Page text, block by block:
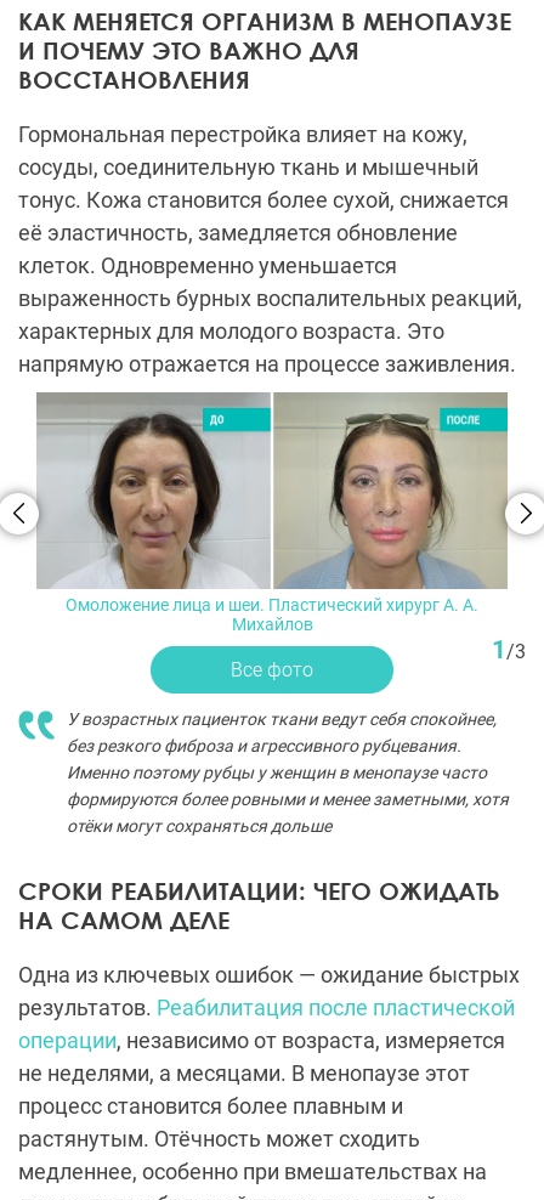
КАК МЕНЯЕТСЯ ОРГАНИЗМ В МЕНОПАУЗЕ
И ПОЧЕМУ ЭТО ВАЖНО ДЛЯ
ВОССТАНОВЛЕНИЯ
Гормональная перестройка влияет на кожу,
сосуды, соединительную ткань и мышечный
тонус. Кожа становится более сухой, снижается
её эластичность, замедляется обновление
клеток. Одновременно уменьшается
выраженность бурных воспалительных реакций,
характерных для молодого возраста. Это
напрямую отражается на процессе заживления.
Омоложение лица и шеи. Пластический хирург A. A.
Михайлов
1/3
Все фото
У возрастных пациенток ткани ведут себя спокойнее,
без резкого фиброза и агрессивного рубцевания.
Именно поэтому рубцы у женщин в менопаузе часто
формируются более ровными и менее заметными, хотя
отёки могут сохраняться дольше
СРОКИ РЕАБИЛИТАЦИИ: ЧЕГО ОЖИДАТЬ
НА САМОМ ДЕЛЕ
Одна из ключевых ошибок — ожидание быстрых
результатов. Реабилитация после пластической
операции, независимо от возраста, измеряется
не неделями, а месяцами. В менопаузе этот
процесс становится более плавным и
растянутым. Отёчность может сходить
медленнее, особенно при вмешательствах на